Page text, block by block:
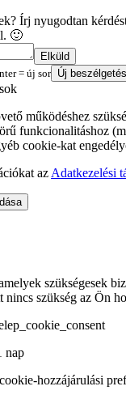
Írj nyugodtan
🙂
Elküld
= új sor Új beszélgetés
működéshez
funkcionalitáshoz
cookie-kat
az Adatkezelési
szükségesek
nincs szükség az Ön
nap
hozzájárulási